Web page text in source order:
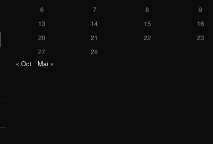
6
7 8 9
13
14 15 16
20
21 22 23
27
28
« Oct
Mai »